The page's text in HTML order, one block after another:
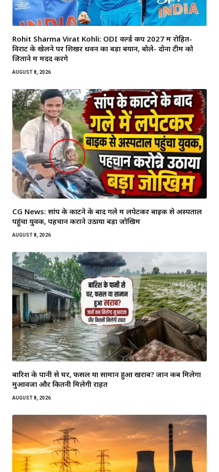
Rohit Sharma Virat Kohli: ODI वर्ल्ड कप 2027 में रोहित-
विराट के खेलने पर शिखर धवन का बड़ा बयान, बोले- दोनों टीम को
जिताने में मदद करेंगे
AUGUST 8, 2026
CG News: सांप के काटने के बाद गले में लपेटकर बाइक से अस्पताल
पहुंचा युवक, पहचान कराने उठाया बड़ा जोखिम
AUGUST 8, 2026
बारिश के पानी से घर, फसल या सामान हुआ खराब? जानें कब मिलेगा
मुआवजा और कितनी मिलेगी राहत
AUGUST 8, 2026